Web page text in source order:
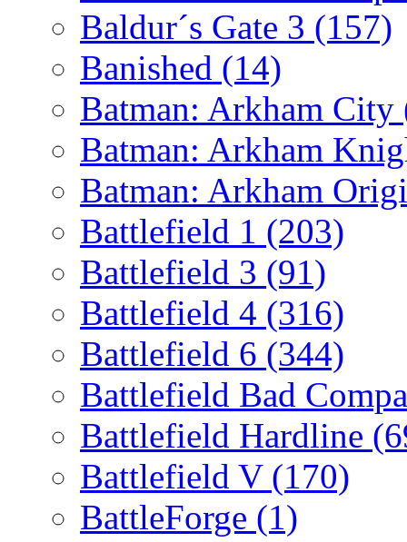
Baldur´s Gate 3 (157)
Banished (14)
Batman: Arkham City
Batman: Arkham
Batman: Arkham
Battlefield 1 (203)
Battlefield 3 (91)
Battlefield 4 (316)
Battlefield 6 (344)
Battlefield Bad
Battlefield Hardline
Battlefield V (170)
BattleForge (1)